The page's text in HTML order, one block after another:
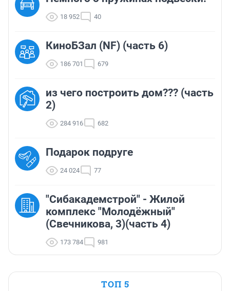
18 952 40
КиноБЗал (NF) (часть 6)
186 701 679
из чего построить дом??? (часть
2)
284 916 682
Подарок подруге
24 024 77
"Сибакадемстрой" - Жилой
комплекс "Молодёжный"
(Свечникова, 3)(часть 4)
173 784 981
ТОП 5